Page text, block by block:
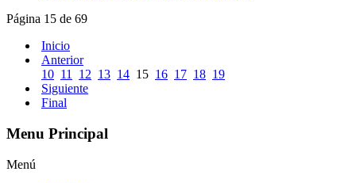
Página 15 de 69
Inicio
Anterior
10 11 12 13 14 15 16 17 18 19
Siguiente
Final
Menu Principal
Menú